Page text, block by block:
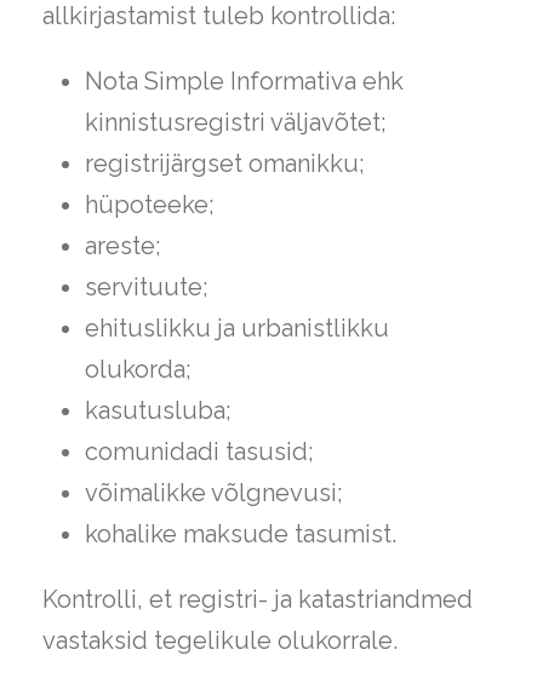
allkirjastamist tuleb kontrollida:
Nota Simple Informativa ehk
kinnistusregistri väljavõtet;
registrijärgset omanikku;
hüpoteeke;
areste;
servituute;
ehituslikku ja urbanistlikku
olukorda;
kasutusluba;
comunidadi tasusid;
võimalikke võlgnevusi;
kohalike maksude tasumist.
Kontrolli, et registri- ja katastriandmed
vastaksid tegelikule olukorrale.